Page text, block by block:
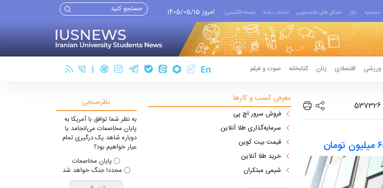
حسینیه بازار تشکل های دانشجویی انتخاب رشته نسخه انگلیسی امروز 1405/05/15
ورزشی اقتصادی زنان کتابخانه صوت و فیلم
معرفی کسب و کارها
فروش سرور اچ پی
سرمایه‌گذاری طلا آنلاین
قیمت بیت کوین
خرید طلا آنلاین
شیمی مبتکران
نظرسنجی
به نظر شما توافق با آمریکا به
پایان مخاصمات می‌انجامد یا
دوباره شاهد یک درگیری تمام
عیار خواهیم بود؟
پایان مخاصمات
مجددا جنگ خواهد شد